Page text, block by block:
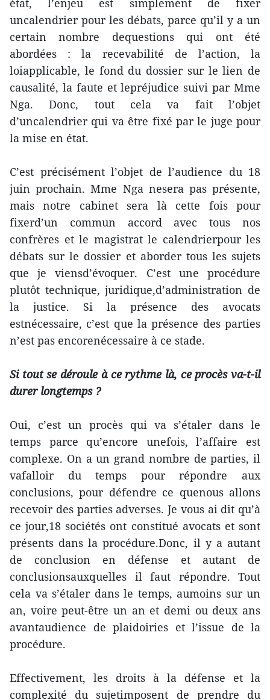
état, l’enjeu est simplement de fixer
uncalendrier pour les débats, parce qu’il y a un
certain nombre dequestions qui ont été
abordées : la recevabilité de l’action, la
loiapplicable, le fond du dossier sur le lien de
causalité, la faute et lepréjudice suivi par Mme
Nga. Donc, tout cela va fait l’objet
d’uncalendrier qui va être fixé par le juge pour
la mise en état.
C’est précisément l’objet de l’audience du 18
juin prochain. Mme Nga nesera pas présente,
mais notre cabinet sera là cette fois pour
fixerd’un commun accord avec tous nos
confrères et le magistrat le calendrierpour les
débats sur le dossier et aborder tous les sujets
que je viensd’évoquer. C’est une procédure
plutôt technique, juridique,d’administration de
la justice. Si la présence des avocats
estnécessaire, c’est que la présence des parties
n’est pas encorenécessaire à ce stade.
Si tout se déroule à ce rythme là, ce procès va-t-il
durer longtemps ?
Oui, c’est un procès qui va s’étaler dans le
temps parce qu’encore unefois, l’affaire est
complexe. On a un grand nombre de parties, il
vafalloir du temps pour répondre aux
conclusions, pour défendre ce quenous allons
recevoir des parties adverses. Je vous ai dit qu’à
ce jour,18 sociétés ont constitué avocats et sont
présents dans la procédure.Donc, il y a autant
de conclusion en défense et autant de
conclusionsauxquelles il faut répondre. Tout
cela va s’étaler dans le temps, aumoins sur un
an, voire peut-être un an et demi ou deux ans
avantaudience de plaidoiries et l’issue de la
procédure.
Effectivement, les droits à la défense et la
complexité du sujetimposent de prendre du